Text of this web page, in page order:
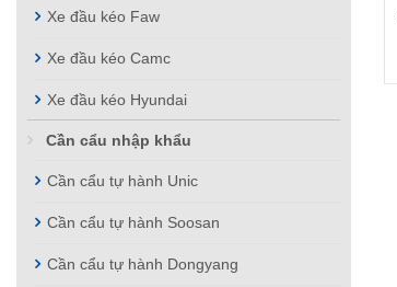
Xe đầu kéo Faw
Xe đầu kéo Camc
Xe đầu kéo Hyundai
Cần cẩu nhập khẩu
Cần cẩu tự hành Unic
Cần cẩu tự hành Soosan
Cần cẩu tự hành Dongyang